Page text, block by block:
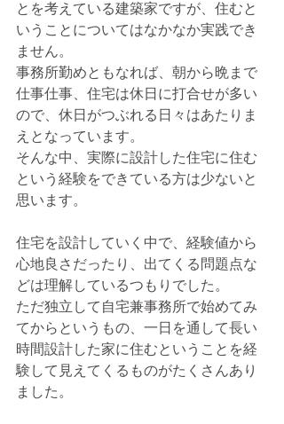
とを考えている建築家ですが、住むと
いうことについてはなかなか実践でき
ません。
事務所勤めともなれば、朝から晩まで
仕事仕事、住宅は休日に打合せが多い
ので、休日がつぶれる日々はあたりま
えとなっています。
そんな中、実際に設計した住宅に住む
という経験をできている方は少ないと
思います。
住宅を設計していく中で、経験値から
心地良さだったり、出てくる問題点な
どは理解しているつもりでした。
ただ独立して自宅兼事務所で始めてみ
てからというもの、一日を通して長い
時間設計した家に住むということを経
験して見えてくるものがたくさんあり
ました。